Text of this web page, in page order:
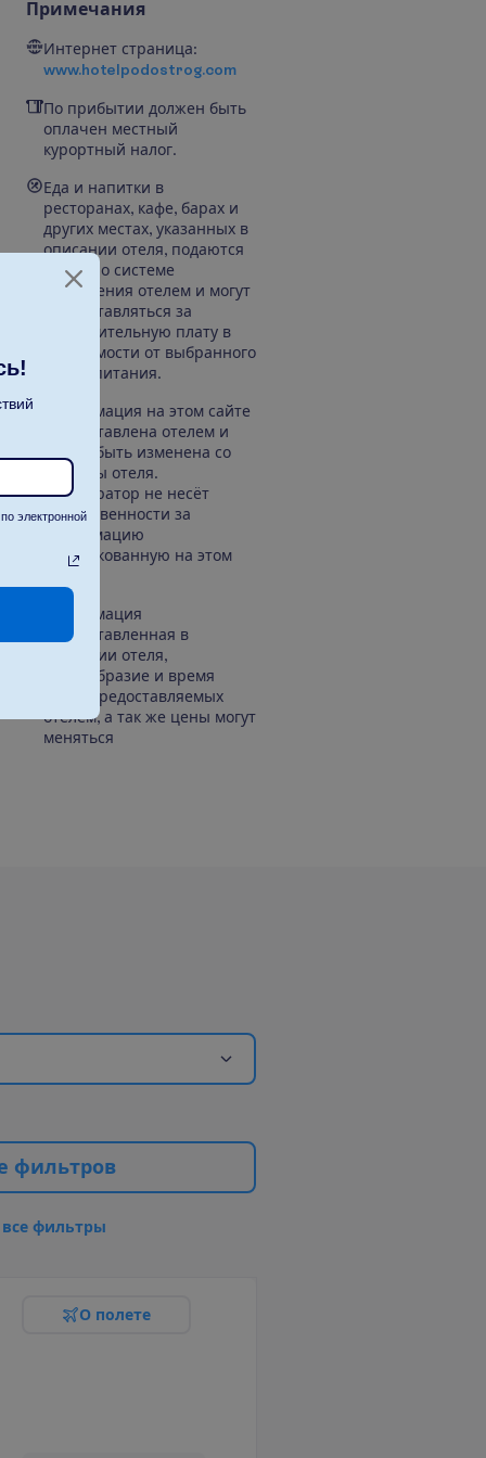
Примечания
Интернет страница:
www.hotelpodostrog.com
По прибытии должен быть
оплачен местный
курортный налог.
Еда и напитки в
ресторанах, кафе, барах и
других местах, указанных в
описании отеля, подаются
согласно системе
управления отелем и могут
предоставляться за
дополнительную плату в
зависимости от выбранного
плана питания.
Информация на этом сайте
предоставлена отелем и
может быть изменена со
стороны отеля.
Туроператор не несёт
ответственности за
информацию
опубликованную на этом
Информация
предоставленная в
описании отеля,
разнообразие и время
услуг, предоставляемых
отелем, а так же цены могут
меняться
фильтров
все фильтры
О полете
электронной